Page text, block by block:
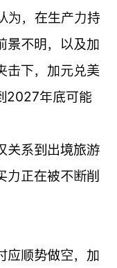
为，在生产力持
景不明，以及加
击下，加元兑美
2027年底可能
关系到出境旅游
力正在被不断削
应顺势做空，加